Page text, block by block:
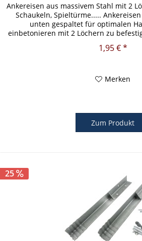
Ankereisen aus massivem Stahl mit 2
Schaukeln, Spieltürme.....
unten gespaltet für optimalen
einbetonieren mit 2 Löchern zu
1,95 € *
Merken
Zum Produkt
25